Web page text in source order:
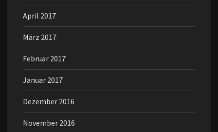
April 2017
März 2017
Februar 2017
Januar 2017
Dezember 2016
November 2016